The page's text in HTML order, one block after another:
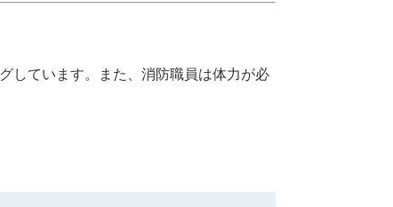
しています。また、消防職員は体力が必